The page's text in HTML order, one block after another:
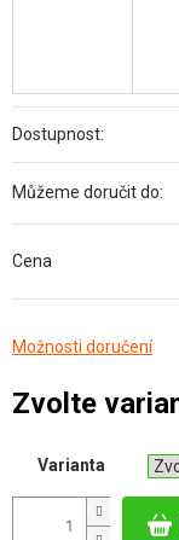
Dostupnost:
Můžeme doručit do:
Cena
Možnosti doručení
Zvolte
Varianta